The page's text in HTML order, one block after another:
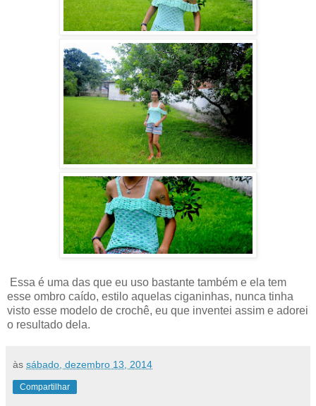
Essa é uma das que eu uso bastante também e ela tem
esse ombro caído, estilo aquelas ciganinhas, nunca tinha
visto esse modelo de crochê, eu que inventei assim e adorei
o resultado dela.
às sábado, dezembro 13, 2014
Compartilhar